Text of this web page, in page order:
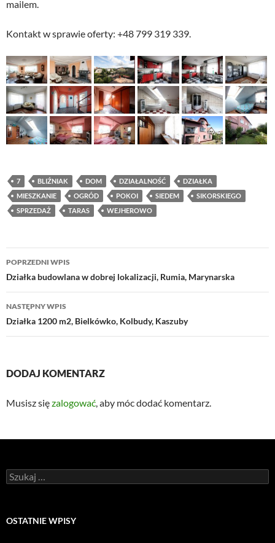
mailem.
Kontakt w sprawie oferty: +48 799 319 339.
7 BLIŹNIAK DOM DZIAŁALNOŚĆ
DZIAŁKA
MIESZKANIE
OGRÓD POKOI SIEDEM
SIKORSKIEGO
SPRZEDAŻ
TARAS WEJHEROWO
Nawigacja
wpisu
POPRZEDNI WPIS
Działka budowlana w dobrej lokalizacji, Rumia, Marynarska
NASTĘPNY WPIS
Działka 1200 m2, Bielkówko, Kolbudy, Kaszuby
DODAJ KOMENTARZ
Musisz sięzalogować , aby móc dodać komentarz.
Szukaj:
OSTATNIE WPISY